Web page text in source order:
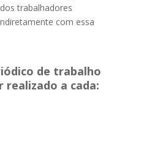
trabalhadores
com essa
de trabalho
realizado a cada: